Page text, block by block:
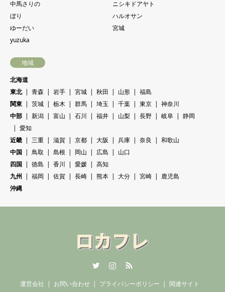
中馬さりの
ニシキドアヤト
ぼり
ハルオサン
ゆーだい
宮城
yuzuka
地域
北海道
東北
青森 岩手 宮城 秋田 山形
福島
関東
茨城 栃木 群馬 埼玉 千葉 東京
神奈川
中部
新潟 富山 石川 福井 山梨 長野 岐阜
静岡
愛知
近畿
三重 滋賀 京都 大阪 兵庫 奈良
和歌山
中国
鳥取 島根 岡山 広島
山口
四国
徳島 香川 愛媛
高知
九州
福岡 佐賀 長崎 熊本 大分 宮崎
鹿児島
沖縄
運営会社 お問い合わせ プライバシーポリシー 関連サイト